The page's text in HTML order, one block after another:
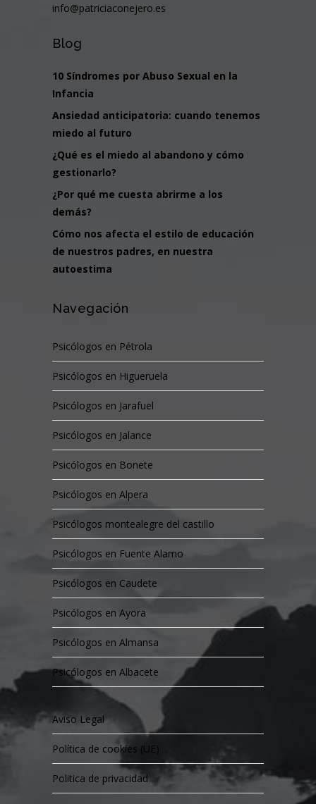
info@patriciaconejero.es
Blog
10 Síndromes por Abuso Sexual en la
Infancia
Ansiedad anticipatoria: cuando tenemos
miedo al futuro
¿Qué es el miedo al abandono y cómo
gestionarlo?
¿Por qué me cuesta abrirme a los
demás?
Cómo nos afecta el estilo de educación
de nuestros padres, en nuestra
autoestima
Navegación
Psicólogos en Pétrola
Psicólogos en Higueruela
Psicólogos en Jarafuel
Psicólogos en Jalance
Psicólogos en Bonete
Psicólogos en Alpera
Psicólogos montealegre del castillo
Psicólogos en Fuente Alamo
Psicólogos en Caudete
Psicólogos en Ayora
Psicólogos en Almansa
Psicólogos en Albacete
Aviso Legal
Política de cookies (UE)
Politica de privacidad